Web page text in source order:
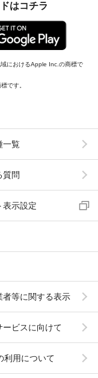
はコチラ
におけるApple Inc.の商標で
です。
一覧
質問
表示設定
者等に関する表示
ービスに向けて
利用について